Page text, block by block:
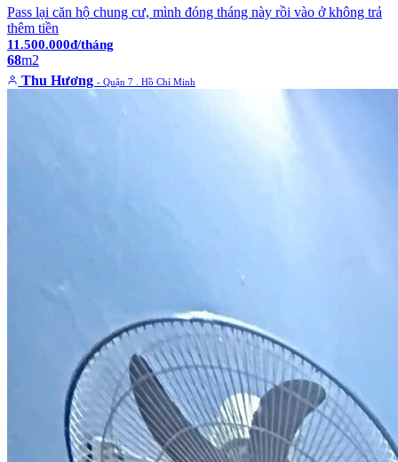
Pass lại căn hộ chung cư, mình đóng tháng này rồi vào ở không trả
thêm tiền
11.500.000đ/tháng
68m2
Thu Hương - Quận 7 . Hồ Chí Minh